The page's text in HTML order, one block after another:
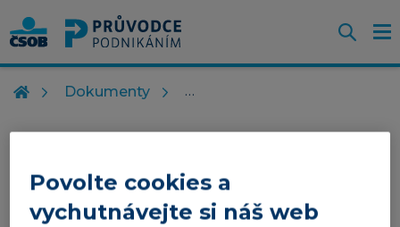
Dokumenty
DPH
Povolte cookies a
vychutnávejte si náš web